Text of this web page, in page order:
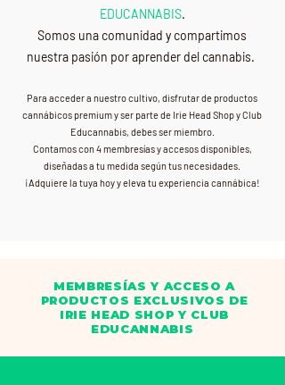
EDUCANNABIS.
Somos una comunidad y compartimos
nuestra pasión por aprender del cannabis.
Para acceder a nuestro cultivo, disfrutar de productos
cannábicos premium y ser parte de Irie Head Shop y Club
Educannabis, debes ser miembro.
Contamos con 4 membresías y accesos disponibles,
diseñadas a tu medida según tus necesidades.
¡Adquiere la tuya hoy y eleva tu experiencia cannábica!
MEMBRESÍAS Y ACCESO A
PRODUCTOS EXCLUSIVOS DE
IRIE HEAD SHOP Y CLUB
EDUCANNABIS